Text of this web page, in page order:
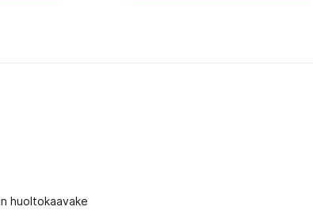
huoltokaavake